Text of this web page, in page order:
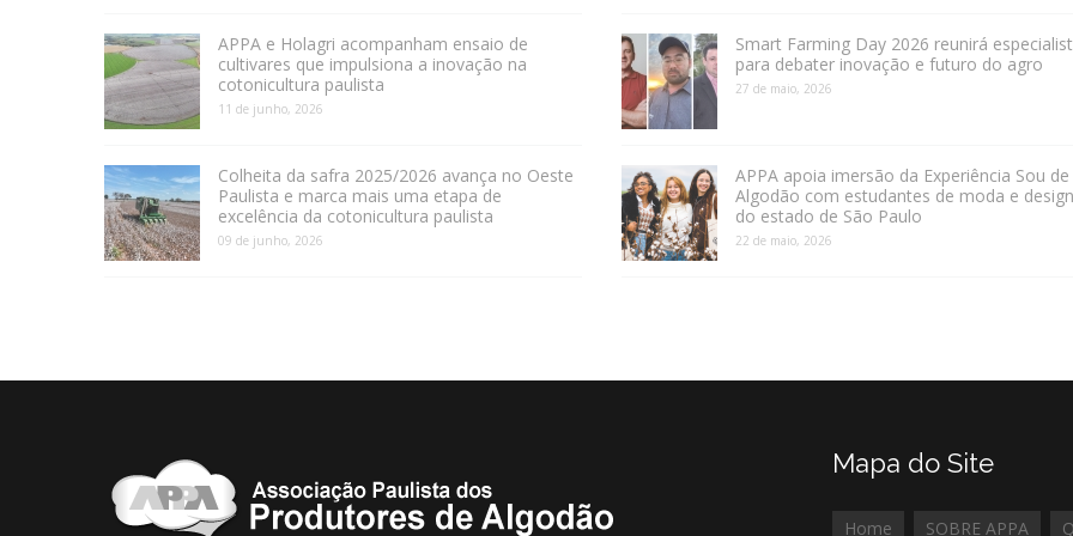
APPA e Holagri acompanham ensaio de
cultivares que impulsiona a inovação na
cotonicultura paulista
11 de junho, 2026
Colheita da safra 2025/2026 avança no Oeste
Paulista e marca mais uma etapa de
excelência da cotonicultura paulista
09 de junho, 2026
Smart Farming Day 2026 reunirá
para debater inovação e futuro do agro
27 de maio, 2026
APPA apoia imersão da Experiência Sou de
Algodão com estudantes de moda e design
do estado de São Paulo
22 de maio, 2026
Mapa do Site
Home SOBRE APPA